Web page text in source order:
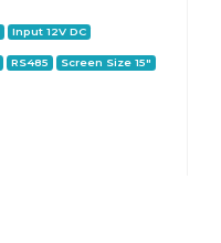
Input 12V DC
RS485 Screen Size 15"